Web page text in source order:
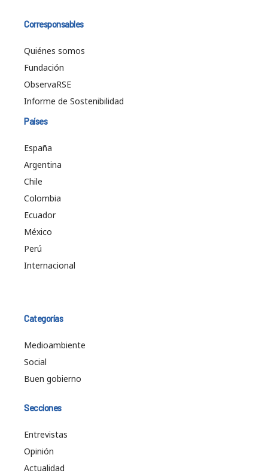
Corresponsables
Quiénes somos
Fundación
ObservaRSE
Informe de Sostenibilidad
Países
España
Argentina
Chile
Colombia
Ecuador
México
Perú
Internacional
Categorías
Medioambiente
Social
Buen gobierno
Secciones
Entrevistas
Opinión
Actualidad